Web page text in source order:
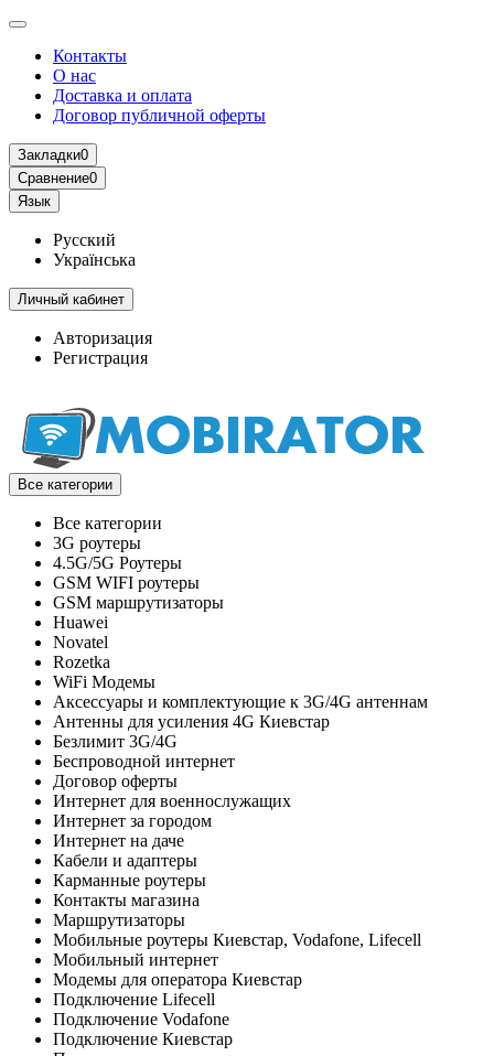
Контакты
О нас
Доставка и оплата
Договор публичной оферты
Закладки0
Сравнение0
Язык
Русский
Українська
Личный кабинет
Авторизация
Регистрация
Все категории
Все категории
3G роутеры
4.5G/5G Роутеры
GSM WIFI роутеры
GSM маршрутизаторы
Huawei
Novatel
Rozetka
WiFi Модемы
Аксессуары и комплектующие к 3G/4G антеннам
Антенны для усиления 4G Киевстар
Безлимит 3G/4G
Беспроводной интернет
Договор оферты
Интернет для военнослужащих
Интернет за городом
Интернет на даче
Кабели и адаптеры
Карманные роутеры
Контакты магазина
Маршрутизаторы
Мобильные роутеры Киевстар, Vodafone, Lifecell
Мобильный интернет
Модемы для оператора Киевстар
Подключение Lifecell
Подключение Vodafone
Подключение Киевстар